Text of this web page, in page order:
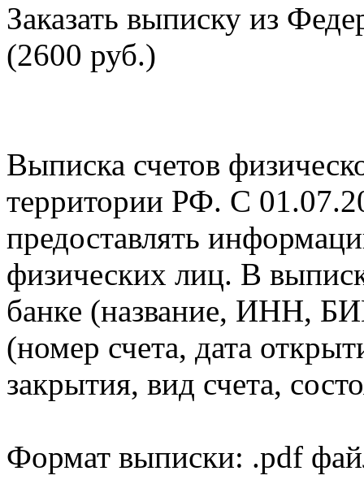
Заказать выписку из
(2600 руб.)
Выписка счетов
территории РФ. С
предоставлять
физических лиц. В
банке (название, ИНН,
(номер счета, дата
закрытия, вид счета,
Формат выписки: .pdf